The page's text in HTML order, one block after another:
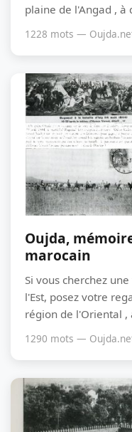
plaine de l'Angad , à
1228 mots —
Oujda,
marocain
Si vous cherchez
l'Est, posez votre
région de l'Oriental ,
1290 mots —